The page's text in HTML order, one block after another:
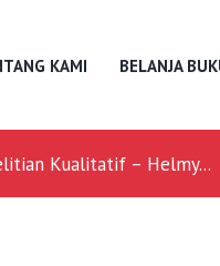
KAMI BELANJA
Kualitatif – Helmy...